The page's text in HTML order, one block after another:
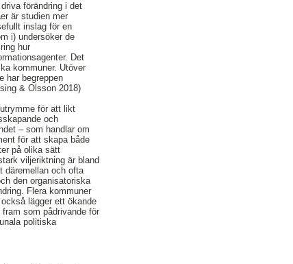
förändring i det
är studien mer
inslag för en
i) undersöker de
hur
Det
kommuner. Utöver
har begreppen
& Olsson 2018)
för att likt
och
– som handlar om
för att skapa både
på olika sätt
viljeriktning är bland
däremellan och ofta
den organisatoriska
Flera kommuner
lägger ett ökande
som pådrivande för
politiska